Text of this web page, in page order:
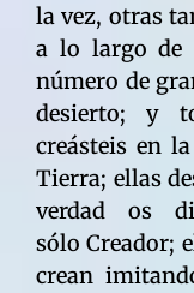
la vez, otras
a lo largo de
número de
desierto; y
creásteis en
Tierra; ellas
verdad os
sólo Creador;
crean